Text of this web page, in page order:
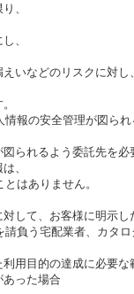
、
、
いなどのリスクに対し、
報の安全管理が図ら
られるよう委託先を必
、
はありません。
て、お客様に明示し
負う宅配業者、カタ
目的の達成に必要な
った場合